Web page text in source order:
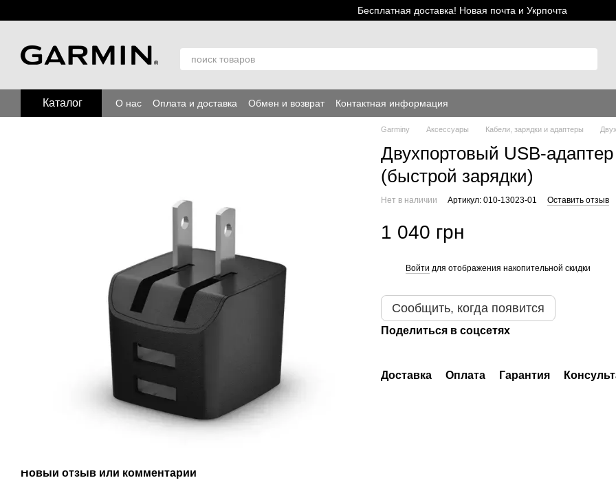
Бесплатная доставка! Новая почта и Укрпочта
Каталог О нас Оплата и доставка Обмен и возврат Контактная информация
Новый отзыв или комментарий
Garminy Аксессуары Кабели, зарядки и адаптеры
Двухпортовый USB-
(быстрой зарядки)
Нет в наличии Артикул: 010-13023-01 Оставить отзыв
1 040 грн
Войти для отображения накопительной скидки
Сообщить, когда появится
Поделиться в соцсетях
Доставка Оплата Гарантия